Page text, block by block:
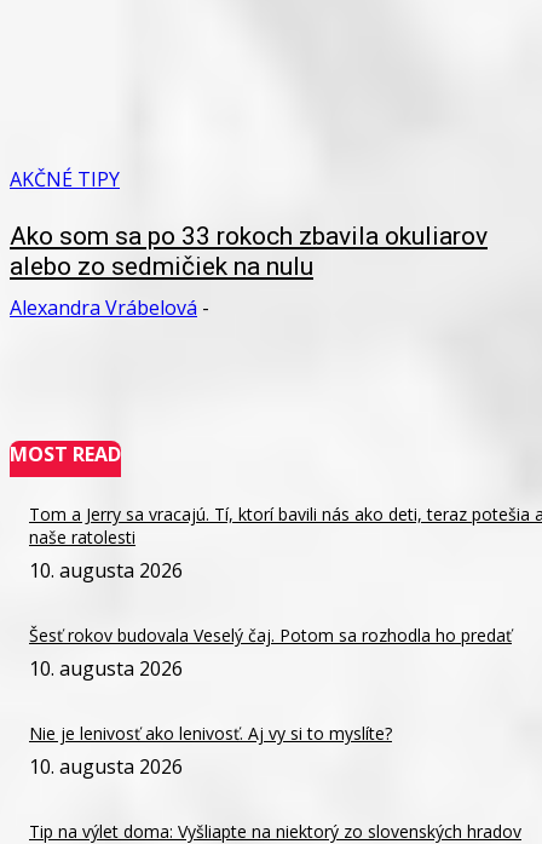
AKČNÉ TIPY
Ako som sa po 33 rokoch zbavila okuliarov
alebo zo sedmičiek na nulu
Alexandra Vrábelová -
MOST READ
Tom a Jerry sa vracajú. Tí, ktorí bavili nás ako deti, teraz potešia
naše ratolesti
10. augusta 2026
Šesť rokov budovala Veselý čaj. Potom sa rozhodla ho predať
10. augusta 2026
Nie je lenivosť ako lenivosť. Aj vy si to myslíte?
10. augusta 2026
Tip na výlet doma: Vyšliapte na niektorý zo slovenských hradov